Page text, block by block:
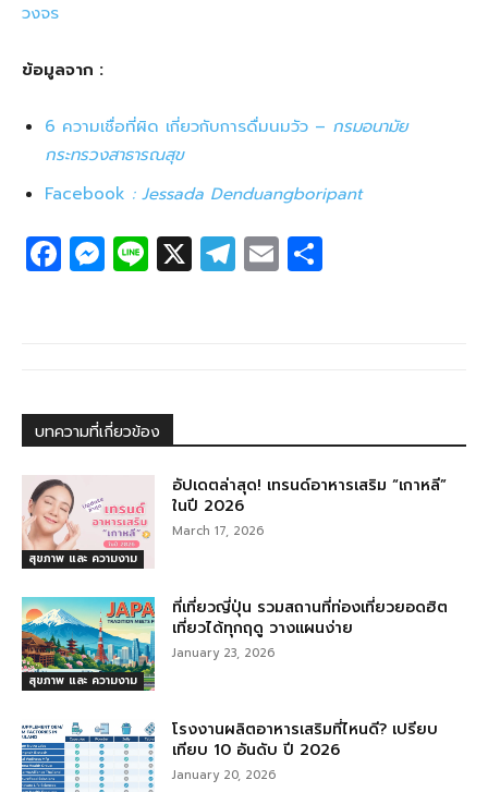
วงจร
ข้อมูลจาก :
6 ความเชื่อที่ผิด เกี่ยวกับการดื่มนมวัว – กรมอนามัย
กระทรวงสาธารณสุข
Facebook : Jessada Denduangboripant
F
a
o
o
k
M
e
g
er
Li
n
X T
el
E
m
บทความที่เกี่ยวข้อง
สุขภาพ และ ความงาม
อัปเดตล่าสุด! เทรนด์อาหารเสริม “เกาหลี”
ในปี 2026
March 17, 2026
สุขภาพ และ ความงาม
ที่เที่ยวญี่ปุ่น รวมสถานที่ท่องเที่ยวยอดฮิต
เที่ยวได้ทุกฤดู วางแผนง่าย
January 23, 2026
โรงงานผลิตอาหารเสริมที่ไหนดี? เปรียบ
เทียบ 10 อันดับ ปี 2026
January 20, 2026